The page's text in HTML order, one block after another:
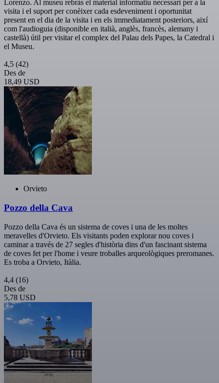
Lorenzo. Al museu rebràs el material informatiu necessari per a la
visita i el suport per conèixer cada esdeveniment i oportunitat
present en el dia de la visita i en els immediatament posteriors, així
com l'audioguia (disponible en italià, anglès, francès, alemany i
castellà) útil per visitar el complex del Palau dels Papes, la Catedral i
el Museu.
4,5 (42)
Des de
18,49 USD
Orvieto
Pozzo della Cava
Pozzo della Cava és un sistema de coves i una de les moltes
meravelles d'Orvieto. Els visitants poden explorar nou coves i
caminar a través de 27 segles d'història dins d'un fascinant sistema
de coves fet per l'home i veure troballes arqueològiques preromanes.
Es troba a Orvieto, Itàlia.
4,4 (16)
Des de
5,78 USD